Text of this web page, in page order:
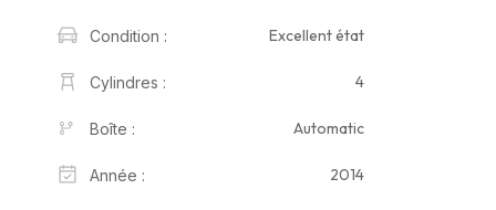
Condition : Excellent état
Cylindres : 4
Boîte : Automatic
Année : 2014